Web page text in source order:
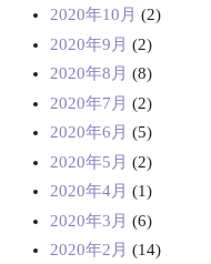
2020年10月 (2)
2020年9月 (2)
2020年8月 (8)
2020年7月 (2)
2020年6月 (5)
2020年5月 (2)
2020年4月 (1)
2020年3月 (6)
2020年2月 (14)